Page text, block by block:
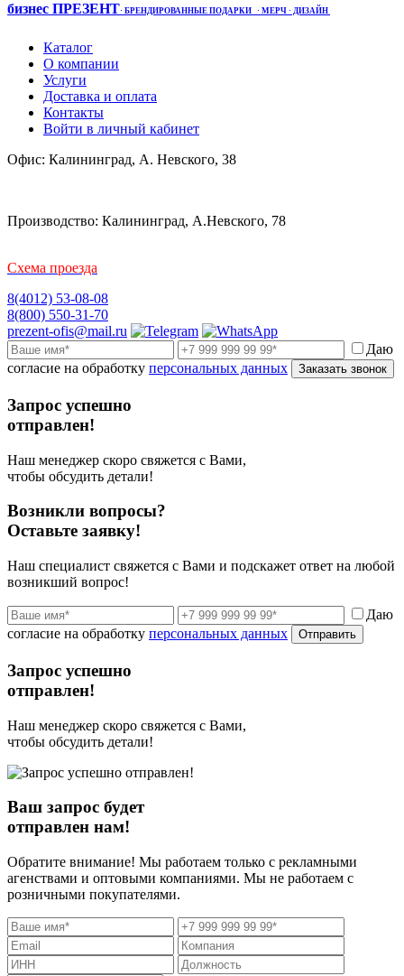
бизнес ПРЕЗЕНТ· БРЕНДИРОВАННЫЕ ПОДАРКИ · МЕРЧ · ДИЗАЙН
Каталог
О компании
Услуги
Доставка и оплата
Контакты
Войти в личный кабинет
Офис: Калининград, А. Невского, 38
Производство: Калининград, А.Невского, 78
Схема проезда
8(4012) 53-08-08
8(800) 550-31-70
prezent-ofis@mail.ru
Даю
согласие на обработку персональных данных Заказать звонок
Запрос успешно
отправлен!
Наш менеджер скоро свяжется с Вами,
чтобы обсудить детали!
Возникли вопросы?
Оставьте заявку!
Наш специалист свяжется с Вами и подскажет ответ на любой
возникший вопрос!
Даю
согласие на обработку персональных данных Отправить
Запрос успешно
отправлен!
Наш менеджер скоро свяжется с Вами,
чтобы обсудить детали!
Ваш запрос будет
отправлен нам!
Обратите внимание! Мы работаем только с рекламными
агенствами и оптовыми компаниями. Мы не работаем с
розничными покупателями.